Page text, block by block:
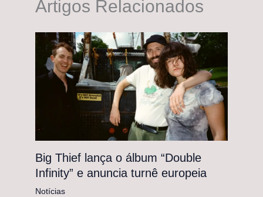
Artigos Relacionados
Big Thief lança o álbum “Double
Infinity” e anuncia turnê europeia
Notícias